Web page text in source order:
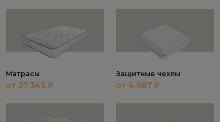
Матрасы
от 27 345 ₽
Защитные чехлы
от 4 987 ₽